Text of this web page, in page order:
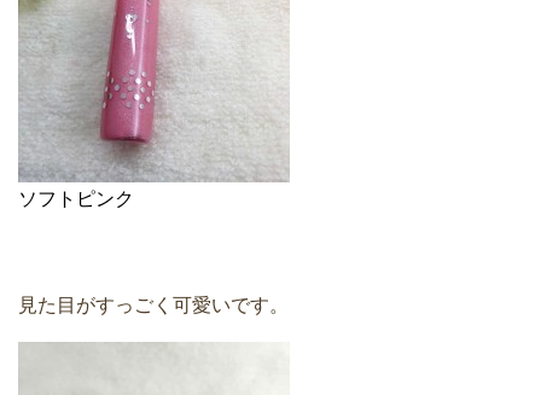
ソフトピンク
見た目がすっごく可愛いです。